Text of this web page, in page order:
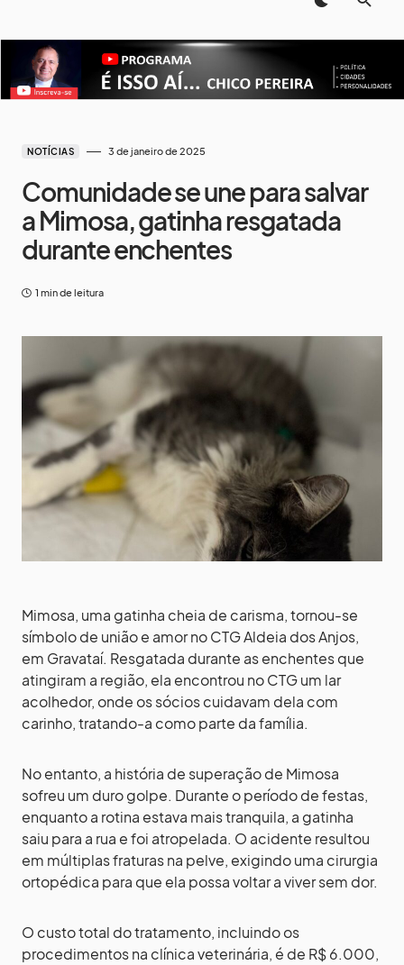
NOTÍCIAS 3 de janeiro de 2025
Comunidade se une para salvar
a Mimosa, gatinha resgatada
durante enchentes
1 min de leitura
Mimosa, uma gatinha cheia de carisma, tornou-se
símbolo de união e amor no CTG Aldeia dos Anjos,
em Gravataí. Resgatada durante as enchentes que
atingiram a região, ela encontrou no CTG um lar
acolhedor, onde os sócios cuidavam dela com
carinho, tratando-a como parte da família.
No entanto, a história de superação de Mimosa
sofreu um duro golpe. Durante o período de festas,
enquanto a rotina estava mais tranquila, a gatinha
saiu para a rua e foi atropelada. O acidente resultou
em múltiplas fraturas na pelve, exigindo uma cirurgia
ortopédica para que ela possa voltar a viver sem dor.
O custo total do tratamento, incluindo os
procedimentos na clínica veterinária, é de R$ 6.000,